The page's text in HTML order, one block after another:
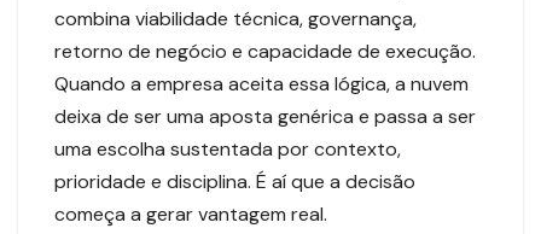
combina viabilidade técnica, governança,
retorno de negócio e capacidade de execução.
Quando a empresa aceita essa lógica, a nuvem
deixa de ser uma aposta genérica e passa a ser
uma escolha sustentada por contexto,
prioridade e disciplina. É aí que a decisão
começa a gerar vantagem real.